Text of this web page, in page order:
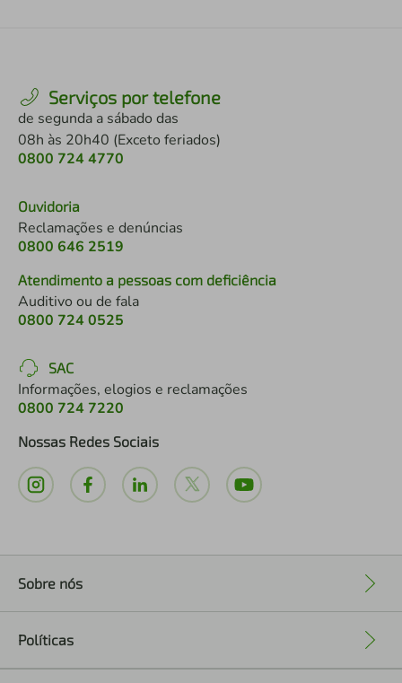
Serviços por telefone
de segunda a sábado das
08h às 20h40 (Exceto feriados)
0800 724 4770
Ouvidoria
Reclamações e denúncias
0800 646 2519
Atendimento a pessoas com deficiência
Auditivo ou de fala
0800 724 0525
SAC
Informações, elogios e reclamações
0800 724 7220
Nossas Redes Sociais
Sobre nós
Políticas